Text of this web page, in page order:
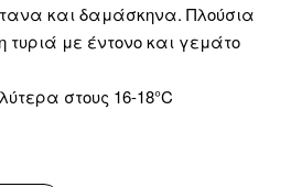
και δαμάσκηνα. Πλούσια
με έντονο και γεμάτο
στους 16-18°C